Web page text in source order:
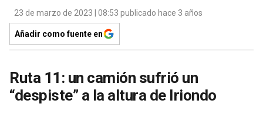
23 de marzo de 2023 | 08:53 publicado hace 3 años
Añadir como fuente en
Ruta 11: un camión sufrió un
“despiste” a la altura de Iriondo